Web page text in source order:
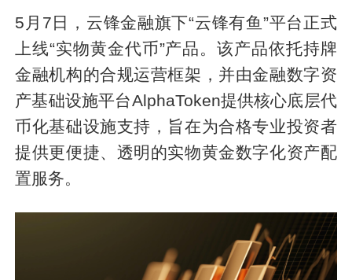
5月7日，云锋金融旗下“云锋有鱼”平台正式
上线“实物黄金代币”产品。该产品依托持牌
金融机构的合规运营框架，并由金融数字资
产基础设施平台AlphaToken提供核心底层代
币化基础设施支持，旨在为合格专业投资者
提供更便捷、透明的实物黄金数字化资产配
置服务。